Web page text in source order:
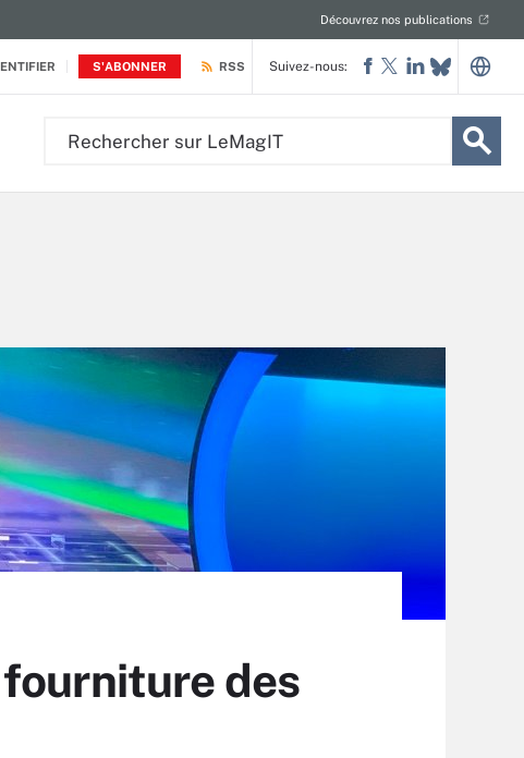
S'ABONNER
Découvrez nos publications
RSS Suivez-nous:
des